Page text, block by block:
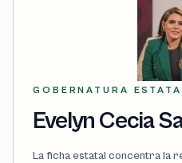
GOBERNATURA
Evelyn Cecia
La ficha estatal concentra la